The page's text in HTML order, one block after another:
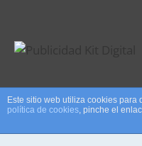
Este sitio web utiliza cookies
política de cookies, pinche el